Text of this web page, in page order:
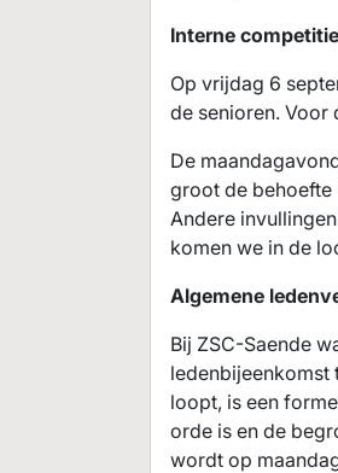
Interne competitie
Op vrijdag 6
de senioren. Voor
De
groot de behoefte
Andere
komen we in de
Algemene
Bij ZSC-Saende
ledenbijeenkomst
loopt, is een
orde is en de
wordt op